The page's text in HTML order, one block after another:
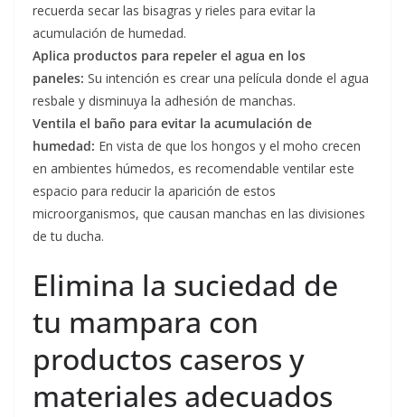
recuerda secar las bisagras y rieles para evitar la
acumulación de humedad.
Aplica productos para repeler el agua en los
paneles: Su intención es crear una película donde el agua
resbale y disminuya la adhesión de manchas.
Ventila el baño para evitar la acumulación de
humedad: En vista de que los hongos y el moho crecen
en ambientes húmedos, es recomendable ventilar este
espacio para reducir la aparición de estos
microorganismos, que causan manchas en las divisiones
de tu ducha.
Elimina la suciedad de
tu mampara con
productos caseros y
materiales adecuados